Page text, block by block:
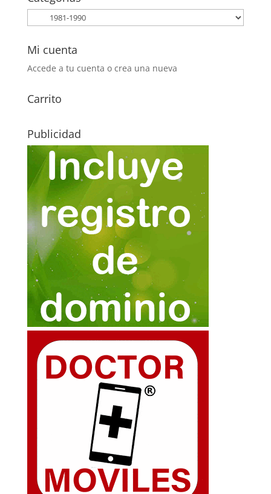
15,00€.5,00€.
Mi cuenta
Accede a tu cuenta o crea una nueva
Carrito
Publicidad